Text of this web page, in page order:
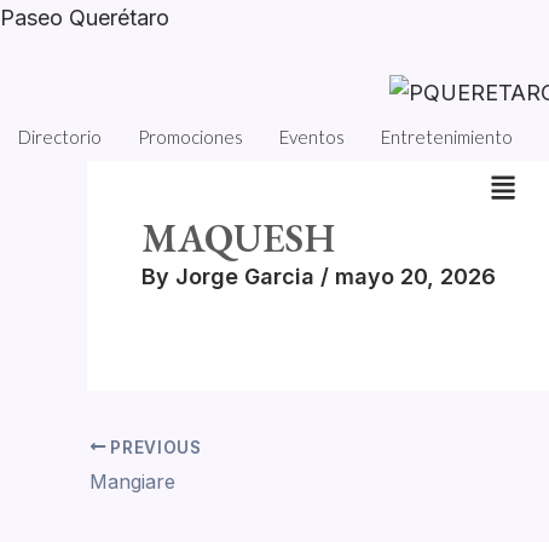
Skip
Paseo Querétaro
Directorio Promociones Eventos Entretenimiento
MAQUESH
By Jorge Garcia / mayo 20, 2026
PREVIOUS
Mangiare